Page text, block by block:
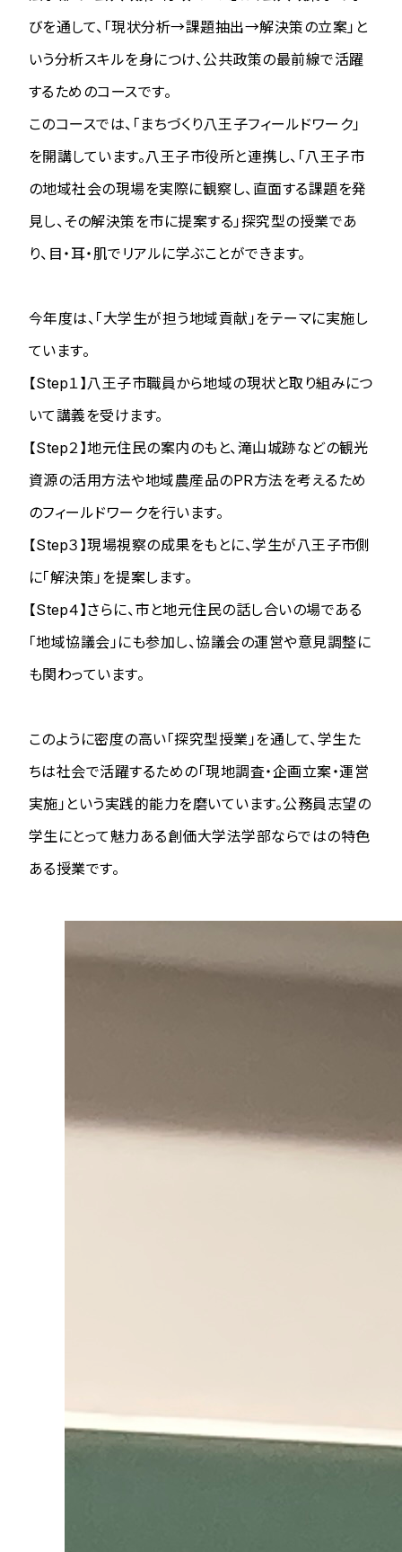
びを通して、「現状分析→課題抽出→解決策の立案」と
いう分析スキルを身につけ、公共政策の最前線で活躍
するためのコースです。
このコースでは、「まちづくり八王子フィールドワーク」
を開講しています。八王子市役所と連携し、「八王子市
の地域社会の現場を実際に観察し、直面する課題を発
見し、その解決策を市に提案する」探究型の授業であ
り、目・耳・肌でリアルに学ぶことができます。
今年度は、「大学生が担う地域貢献」をテーマに実施し
ています。
【Step１】八王子市職員から地域の現状と取り組みにつ
いて講義を受けます。
【Step２】地元住民の案内のもと、滝山城跡などの観光
資源の活用方法や地域農産品のPR方法を考えるため
のフィールドワークを行います。
【Step３】現場視察の成果をもとに、学生が八王子市側
に「解決策」を提案します。
【Step４】さらに、市と地元住民の話し合いの場である
「地域協議会」にも参加し、協議会の運営や意見調整に
も関わっています。
​​​​​​​このように密度の高い「探究型授業」を通して、学生た
ちは社会で活躍するための「現地調査・企画立案・運営
実施」という実践的能力を磨いています。公務員志望の
学生にとって魅力ある創価大学法学部ならではの特色
ある授業です。